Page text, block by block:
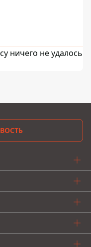
ничего не удалось